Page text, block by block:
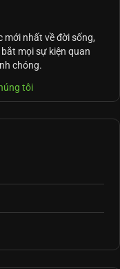
nhất về đời sống,
mọi sự kiện quan
chóng.
tôi